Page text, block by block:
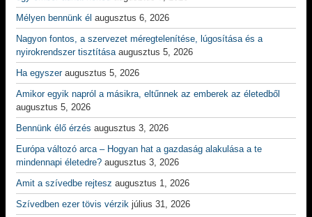
Mélyen bennünk él augusztus 6, 2026
Nagyon fontos, a szervezet méregtelenítése, lúgosítása és a
nyirokrendszer tisztítása augusztus 5, 2026
Ha egyszer augusztus 5, 2026
Amikor egyik napról a másikra, eltűnnek az emberek az életedből
augusztus 5, 2026
Bennünk élő érzés augusztus 3, 2026
Európa változó arca – Hogyan hat a gazdaság alakulása a te
mindennapi életedre? augusztus 3, 2026
Amit a szívedbe rejtesz augusztus 1, 2026
Szívedben ezer tövis vérzik július 31, 2026